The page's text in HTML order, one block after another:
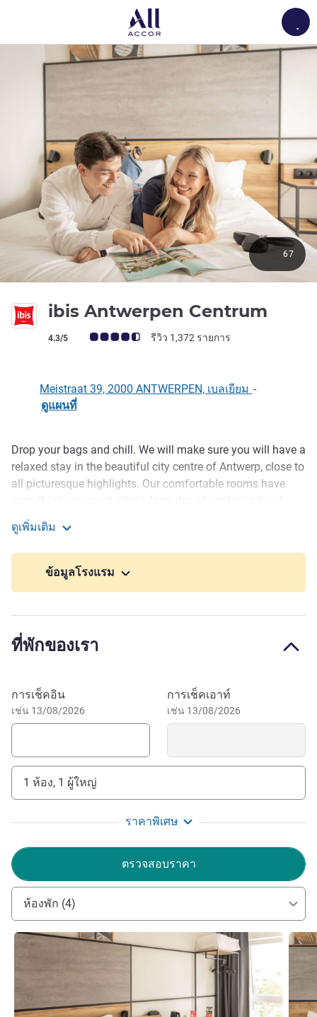
ibis Antwerpen Centrum
คะแนนความคิดเห็นจากแขก (เรทติ้งบน ALL)
4.3/5 รีวิว 1,372 รายการ
67
Meistraat 39, 2000 ANTWERPEN, เบลเยียม -
ดูแผนที่
รายละเอียด
Drop your bags and chill. We will make sure you will have a
relaxed stay in the beautiful city centre of Antwerp, close to
all picturesque highlights. Our comfortable rooms have
Antwerp, and also offers a bathroom with shower, flat-
screen TV, free WiFi and of course our cosy SweetBeds.
Enjoy a snack, or have a local experience and try an
authentic Belgian beer in our bar. On top, the hotel is air-
As soon as you walk out our front door, you're surrounded
by Antwerp's history. Stroll around and enjoy the age-old
facades on narrow streets and the imposing Grand-Place.
visit the Antwerp Zoo (founded in 1843!), the Royal
Museum of Fine Arts or the chocolate museum. If you have
ibis Antwerpen Centrum is located right in the city centre.
Several bus and tram stations are to be found nearby and
The E19 highway is easily reached by car.
Located in the historical and cultural heart of Antwerp,
ibis Antwerpen Centrum is just around the corner of some
major theatres like Stadsschouwburg, Arenberg and
Elckerlyc. Visiting Antwerp equals combining culture,
gastronomy and shopping.
Eva Scheerlinck ฝ่ายบริหารโรงแรม
ดูเพิ่มเติม
ข้อมูลโรงแรม
ที่พักของเรา
จองโรงแรมนี้
การเช็คอิน
เช่น 13/08/2026
การเช็คเอาท์
เช่น 13/08/2026
1 ห้อง, 1 ผู้ใหญ่
ราคาพิเศษ
ตรวจสอบราคา
ห้องพัก (4)
ดูรายละเอียด ดูราย